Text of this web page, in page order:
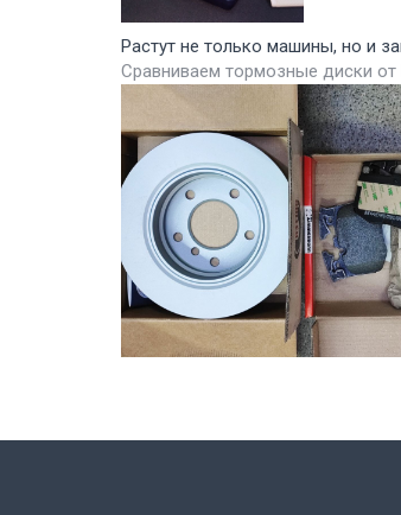
Растут не только машины, но и
Сравниваем тормозные диски от